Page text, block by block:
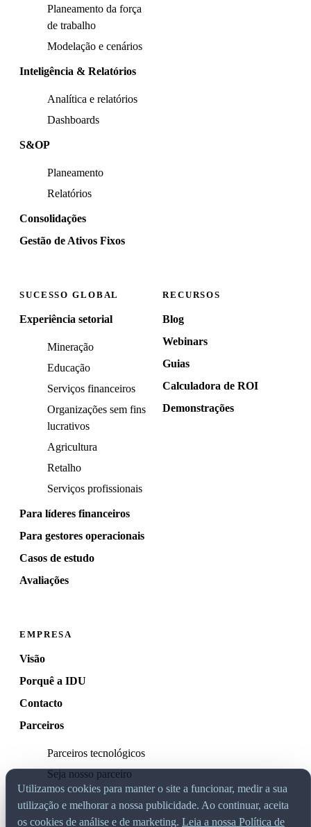
Planeamento da força
de trabalho
Modelação e cenários
Inteligência & Relatórios
Analítica e relatórios
Dashboards
S&OP
Planeamento
Relatórios
Consolidações
Gestão de Ativos Fixos
SUCESSO GLOBAL
Experiência setorial
Mineração
Educação
Serviços financeiros
Organizações sem fins
lucrativos
Agricultura
Retalho
Serviços profissionais
Para líderes financeiros
Para gestores operacionais
Casos de estudo
Avaliações
RECURSOS
Blog
Webinars
Guias
Calculadora de ROI
Demonstrações
EMPRESA
Visão
Porquê a IDU
Contacto
Parceiros
Parceiros tecnológicos
Seja nosso parceiro
Utilizamos cookies para manter o site a funcionar, medir a sua
utilização e melhorar a nossa publicidade. Ao continuar, aceita
os cookies de análise e de marketing. Leia a nossa Política de